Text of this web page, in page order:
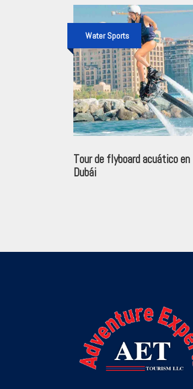
Water Sports
Tour de flyboard acuático en
Dubái